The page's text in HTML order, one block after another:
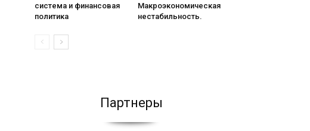
система и финансовая
политика
Макроэкономическая
нестабильность.
Партнеры